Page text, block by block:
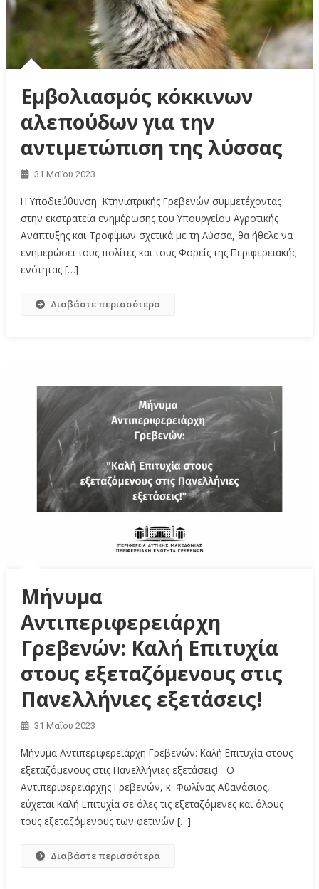
Εμβολιασμός κόκκινων
αλεπούδων για την
αντιμετώπιση της λύσσας
31 Μαΐου 2023
Η Υποδιεύθυνση Κτηνιατρικής Γρεβενών συμμετέχοντας
στην εκστρατεία ενημέρωσης του Υπουργείου Αγροτικής
Ανάπτυξης και Τροφίμων σχετικά με τη Λύσσα, θα ήθελε να
ενημερώσει τους πολίτες και τους Φορείς της Περιφερειακής
ενότητας […]
Διαβάστε περισσότερα
Μήνυμα
Αντιπεριφερειάρχη
Γρεβενών: Καλή Επιτυχία
στους εξεταζόμενους στις
Πανελλήνιες εξετάσεις!
31 Μαΐου 2023
Μήνυμα Αντιπεριφερειάρχη Γρεβενών: Καλή Επιτυχία στους
εξεταζόμενους στις Πανελλήνιες εξετάσεις! Ο
Αντιπεριφερειάρχης Γρεβενών, κ. Φωλίνας Αθανάσιος,
εύχεται Καλή Επιτυχία σε όλες τις εξεταζόμενες και όλους
τους εξεταζόμενους των φετινών […]
Διαβάστε περισσότερα